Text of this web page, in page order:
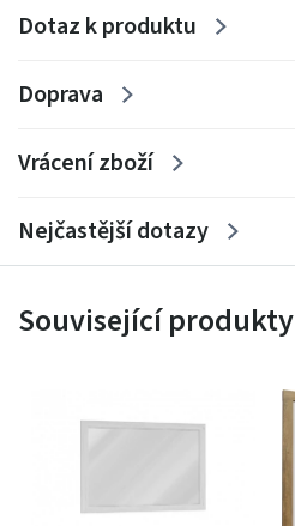
Dotaz k produktu
Doprava
Vrácení zboží
Nejčastější dotazy
Související produkty